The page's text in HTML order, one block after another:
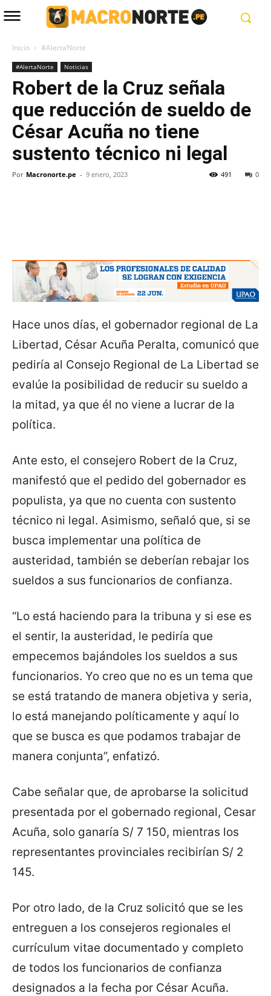
Inicio #AlertaNorte
#AlertaNorte Noticias
Robert de la Cruz señala
que reducción de sueldo de
César Acuña no tiene
sustento técnico ni legal
Por Macronorte.pe - 9 enero, 2023 0
491
Hace unos días, el gobernador regional de La
Libertad, César Acuña Peralta, comunicó que
pediría al Consejo Regional de La Libertad se
evalúe la posibilidad de reducir su sueldo a
la mitad, ya que él no viene a lucrar de la
política.
Ante esto, el consejero Robert de la Cruz,
manifestó que el pedido del gobernador es
populista, ya que no cuenta con sustento
técnico ni legal. Asimismo, señaló que, si se
busca implementar una política de
austeridad, también se deberían rebajar los
sueldos a sus funcionarios de confianza.
“Lo está haciendo para la tribuna y si ese es
el sentir, la austeridad, le pediría que
empecemos bajándoles los sueldos a sus
funcionarios. Yo creo que no es un tema que
se está tratando de manera objetiva y seria,
lo está manejando políticamente y aquí lo
que se busca es que podamos trabajar de
manera conjunta”, enfatizó.
Cabe señalar que, de aprobarse la solicitud
presentada por el gobernado regional, Cesar
Acuña, solo ganaría S/ 7 150, mientras los
representantes provinciales recibirían S/ 2
145.
Por otro lado, de la Cruz solicitó que se les
entreguen a los consejeros regionales el
currículum vitae documentado y completo
de todos los funcionarios de confianza
designados a la fecha por César Acuña.